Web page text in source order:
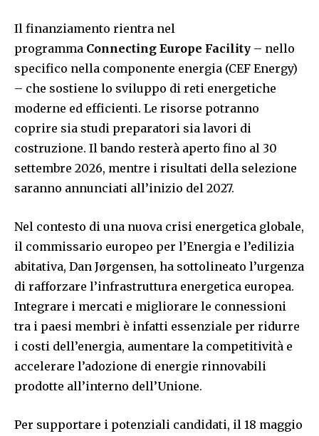
Il finanziamento rientra nel
programma Connecting Europe Facility – nello
specifico nella componente energia (CEF Energy)
– che sostiene lo sviluppo di reti energetiche
moderne ed efficienti. Le risorse potranno
coprire sia studi preparatori sia lavori di
costruzione. Il bando resterà aperto fino al 30
settembre 2026, mentre i risultati della selezione
saranno annunciati all’inizio del 2027.
Nel contesto di una nuova crisi energetica globale,
il commissario europeo per l’Energia e l’edilizia
abitativa, Dan Jørgensen, ha sottolineato l’urgenza
di rafforzare l’infrastruttura energetica europea.
Integrare i mercati e migliorare le connessioni
tra i paesi membri è infatti essenziale per ridurre
i costi dell’energia, aumentare la competitività e
accelerare l’adozione di energie rinnovabili
prodotte all’interno dell’Unione.
Per supportare i potenziali candidati, il 18 maggio